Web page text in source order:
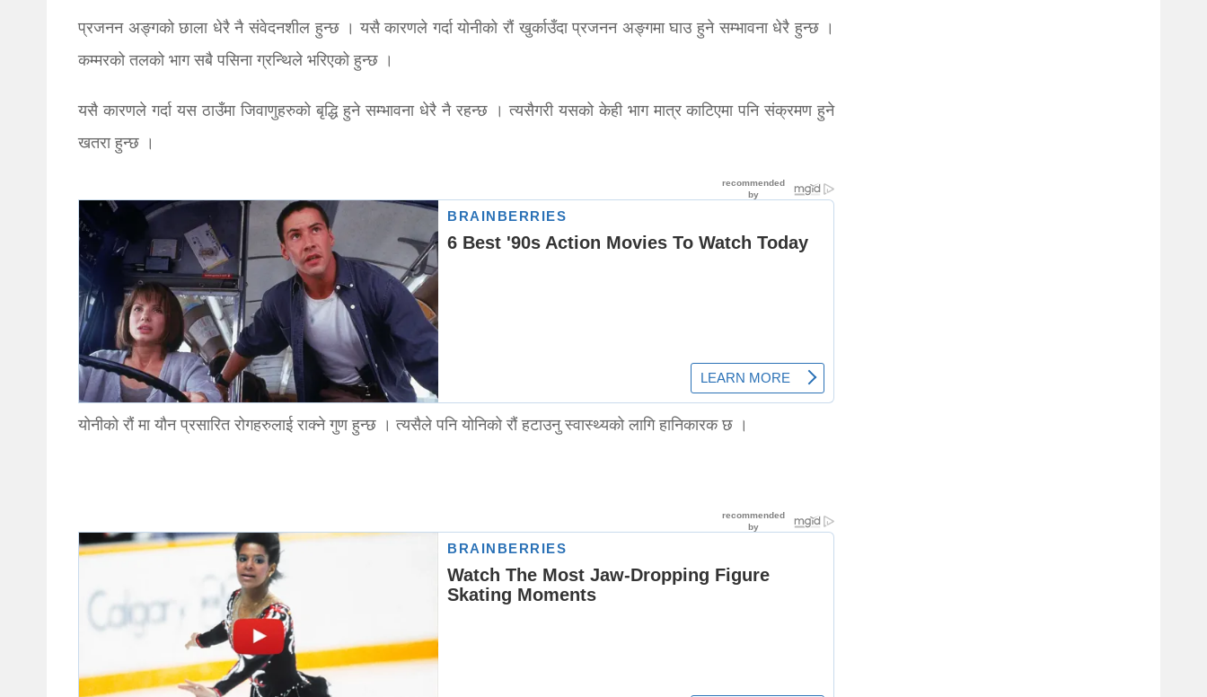
प्रजनन अङ्गको छाला धेरै नै संवेदनशील हुन्छ । यसै कारणले गर्दा योनीको रौं खुर्काउँदा प्रजनन अङ्गमा घाउ हुने सम्भावना धेरै हुन्छ ।
कम्मरको तलको भाग सबै पसिना ग्रन्थिले भरिएको हुन्छ ।
यसै कारणले गर्दा यस ठाउँमा जिवाणुहरुको बृद्धि हुने सम्भावना धेरै नै रहन्छ । त्यसैगरी यसको केही भाग मात्र काटिएमा पनि संक्रमण हुने
खतरा हुन्छ ।
योनीको रौं मा यौन प्रसारित रोगहरुलाई राक्ने गुण हुन्छ । त्यसैले पनि योनिको रौं हटाउनु स्वास्थ्यको लागि हानिकारक छ ।